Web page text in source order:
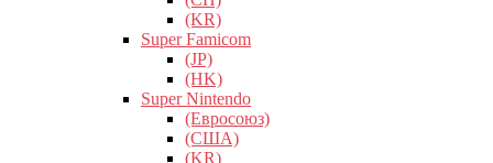
(KR)
Super Famicom
(JP)
(HK)
Super Nintendo
(Евросоюз)
(США)
(KR)